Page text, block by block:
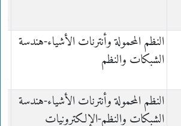
النظم المحمولة وأنترنات الأشياء-هندسة
الشبكات والنظم
النظم المحمولة وأنترنات الأشياء-هندسة
الشبكات والنظم-الإلكترونيات